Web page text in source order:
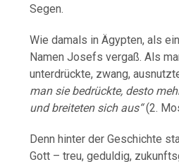
Segen.
Wie damals in Ägypten, als
Namen Josefs vergaß. Als
unterdrückte, zwang,
man sie bedrückte, desto
und breiteten sich aus“(2.
Denn hinter der Geschichte
Gott – treu, geduldig,